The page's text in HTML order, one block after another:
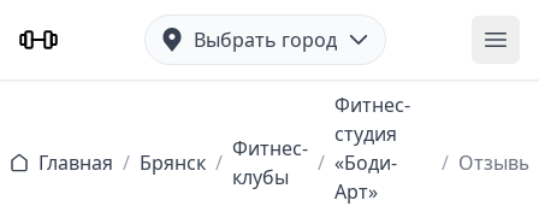
Выбрать город
Главная / Брянск /
Фитнес-
клубы
/
Фитнес-
студия
«Боди-
Арт»
/ Отзывы